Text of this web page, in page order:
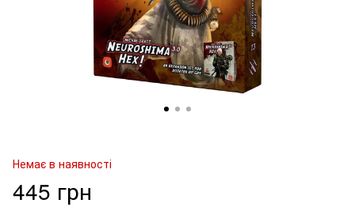
Немає в наявності
445 грн